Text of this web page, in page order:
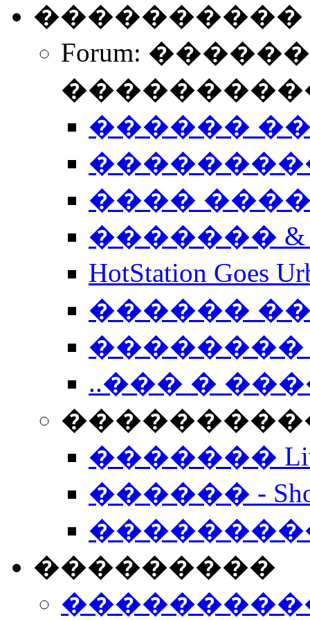
����������
Forum:
������
����
�������
HotStation
������
��������
..��� �
����������
�������
������ -
���������